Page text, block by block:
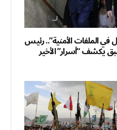
في الملفات الأمنية”.. رئيس
يكشف “أسرار” الأخير